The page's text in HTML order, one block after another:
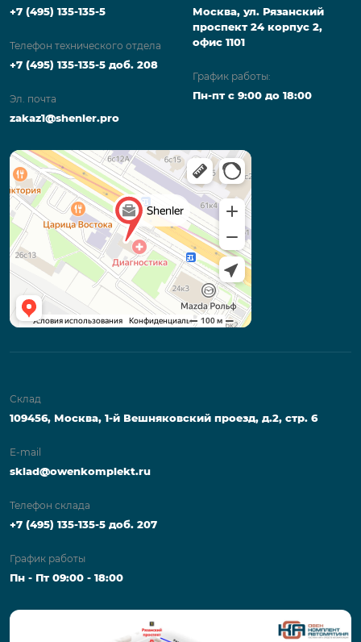
+7 (495) 135-135-5
Телефон технического отдела
+7 (495) 135-135-5 доб. 208
Эл. почта
zakaz1@shenler.pro
Москва, ул. Рязанский
проспект 24 корпус 2,
офис 1101
График работы:
Пн-пт с 9:00 до 18:00
Склад
109456, Москва, 1-й Вешняковский проезд, д.2, стр. 6
E-mail
sklad@owenkomplekt.ru
Телефон склада
+7 (495) 135-135-5 доб. 207
График работы
Пн - Пт 09:00 - 18:00